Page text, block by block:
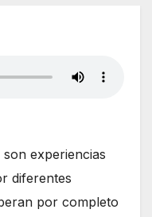
son experiencias
diferentes
por completo